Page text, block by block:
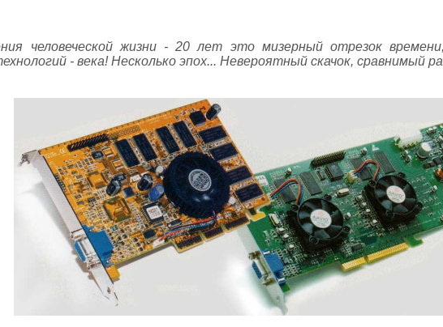
человеческой жизни - 20 лет это мизерный отрезок
- века! Несколько эпох... Невероятный скачок, сравнимый